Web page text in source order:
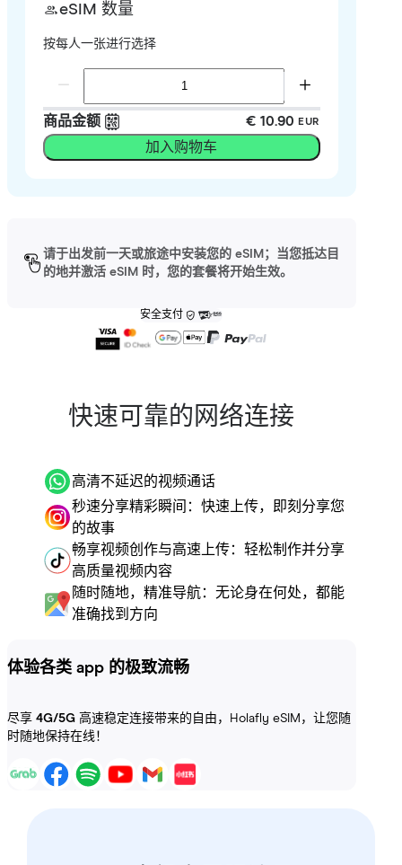
eSIM 数量
按每人一张进行选择
商品金额 € 10.90 EUR
加入购物车
请于出发前一天或旅途中安装您的 eSIM；当您抵达目
的地并激活 eSIM 时，您的套餐将开始生效。
安全支付
快速可靠的网络连接
高清不延迟的视频通话
秒速分享精彩瞬间：快速上传，即刻分享您
的故事
畅享视频创作与高速上传：轻松制作并分享
高质量视频内容
随时随地，精准导航：无论身在何处，都能
准确找到方向
体验各类 app 的极致流畅
尽享 4G/5G 高速稳定连接带来的自由，Holafly eSIM，让您随
时随地保持在线！